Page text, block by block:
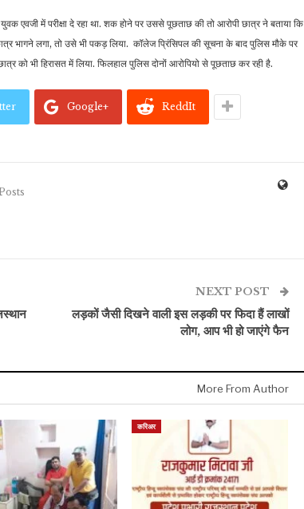
एवजी में परीक्षा दे रहा था. शक होने पर उससे पूछताछ की तो आरोपी छात्र ने बताया कि
भागने लगा, तो उसे भी पकड़ लिया. कॉलेज प्रिंसिपल की सूचना के बाद पुलिस मौके पर
को भी हिरासत में लिया. फिलहाल पुलिस दोनों आरोपियो से पूछताछ कर रही है.
Google+ ReddIt
NEXT POST
लड़कों जैसी दिखने वाली इस लड़की पर फिदा हैं लाखों
लोग, आप भी हो जाएंगे फैन
More From Author
करिअर